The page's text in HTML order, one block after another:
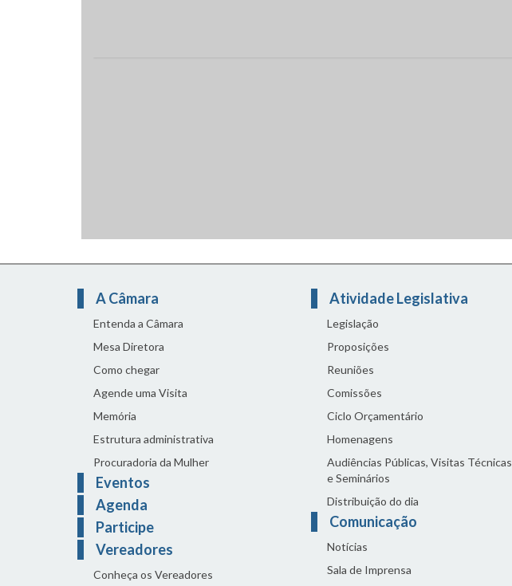
A Câmara
Entenda a Câmara
Mesa Diretora
Como chegar
Agende uma Visita
Memória
Estrutura administrativa
Procuradoria da Mulher
Eventos
Agenda
Participe
Vereadores
Conheça os Vereadores
Atividade Legislativa
Legislação
Proposições
Reuniões
Comissões
Ciclo Orçamentário
Homenagens
Audiências Públicas, Visitas Técnicas
e Seminários
Distribuição do dia
Comunicação
Notícias
Sala de Imprensa